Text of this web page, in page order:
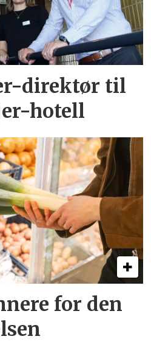
direktør til
hotell
for den